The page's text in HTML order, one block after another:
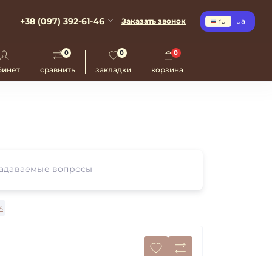
+38 (097) 392-61-46 Заказать звонок ru ua
сравнить
0
закладки
0
корзина
0
вопросы